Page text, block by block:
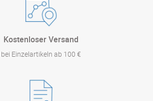
Kostenloser Versand
bei Einzelartikeln ab 100 €